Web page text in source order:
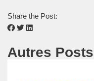
Share the Post:
Autres Posts